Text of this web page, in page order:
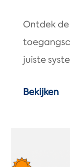
Ontdek
juiste
Bekijken